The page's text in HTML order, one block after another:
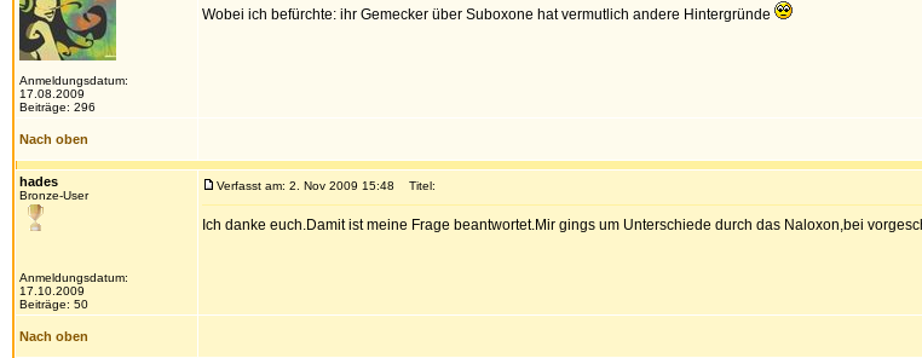
Anmeldungsdatum:
17.08.2009
Beiträge: 296
Wobei ich befürchte: ihr Gemecker über Suboxone hat vermutlich andere Hintergründe
Nach oben
hades
Bronze-User
Anmeldungsdatum:
17.10.2009
Beiträge: 50
Verfasst am: 2. Nov 2009 15:48 Titel:
Ich danke euch.Damit ist meine Frage beantwortet.Mir gings um Unterschiede durch das Naloxon,bei
Nach oben